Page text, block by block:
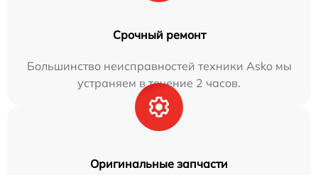
Срочный ремонт
Большинство неисправностей техники Asko мы
устраняем в течение 2 часов.
Оригинальные запчасти